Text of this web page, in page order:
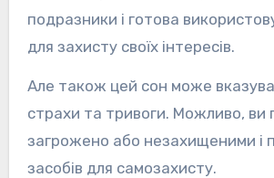
подразники і готова
для захисту своїх інтересів.
Але також цей сон може
страхи та тривоги. Можливо, ви
загрожено або незахищеними і
засобів для самозахисту.